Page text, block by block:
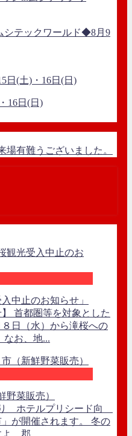
シテックワールド◆8月9
16日(日)
有難うございました。
中止のお知らせ」
首都圏等を対象とした
日（水）から滝桜への
なお、地...
菜販売）
り ホテルプリシード向
が開催されます。 冬の
。郡...